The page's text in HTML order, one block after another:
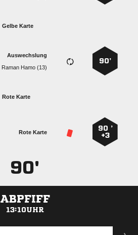
Gelbe Karte
90’
Auswechslung
  
Rote Karte
90 ’
+3
Rote Karte
90'
ABPFIFF
13:10UHR
ANZEIGE